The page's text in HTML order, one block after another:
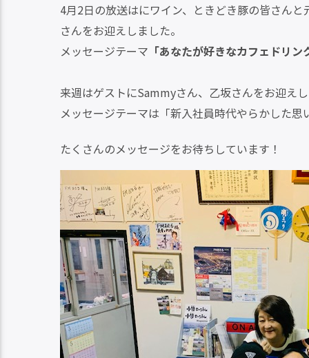
4月2日の放送はにワイン、ときどき豚の皆さ
さんをお迎えしました。
メッセージテーマ 「あなたが好きなカフェドリ
来週はゲストにSammyさん、乙坂さんをお迎え
メッセージテーマは「新入社員時代やらかした思
たくさんのメッセージをお待ちしています！